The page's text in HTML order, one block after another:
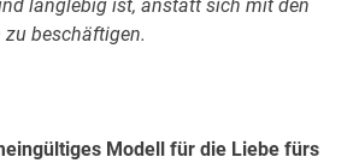
langlebig ist, anstatt sich mit den
zu beschäftigen.
Modell für die Liebe fürs